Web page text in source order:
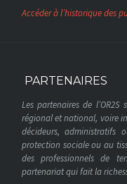
Accéder à l’historique des
PARTENAIRES
Les partenaires de
régional et national, voire
décideurs, administratifs
protection sociale ou au
des professionnels de
partenariat qui fait la